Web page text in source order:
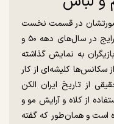
صورتشان در قسمت نخست
تاسیان بسیار مطلوب بوده است. آزادی رایج در سال‌های دهه ۵۰ و
به نمایش گذاشته
کلیشه‌ای از کار
از تاریخ ایران الکن
از کلاه و آرایش مو و
است و همان‌طور که گفته